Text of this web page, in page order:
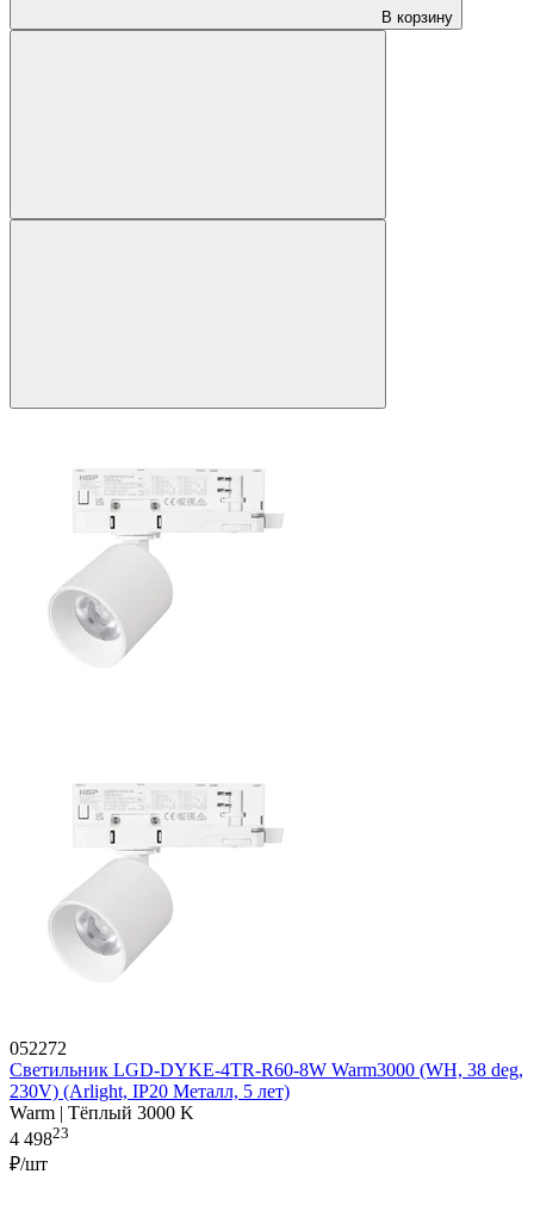
В корзину
052272
Светильник LGD-DYKE-4TR-R60-8W Warm3000 (WH, 38 deg,
230V) (Arlight, IP20 Металл, 5 лет)
Warm | Тёплый 3000 K
4 49823
₽/шт